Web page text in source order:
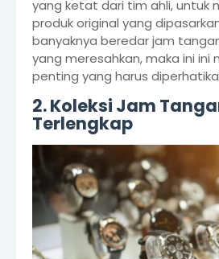
yang ketat dari tim ahli, untuk
produk original yang
banyaknya beredar jam
yang meresahkan, maka ini ini
penting yang harus
2. Koleksi Jam
Terlengkap